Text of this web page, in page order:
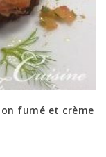
fumé et crème